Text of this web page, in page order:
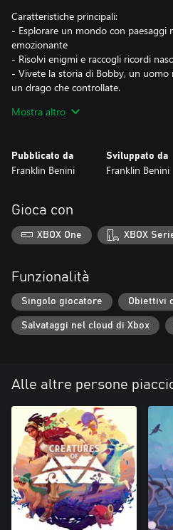
Caratteristiche principali:
- Esplorare un mondo con paesaggi
emozionante
- Risolvi enigmi e raccogli ricordi
- Vivete la storia di Bobby, un
un drago che controllate.
- Un gioco basato su giochi di
"Dragon Bobby".
Ho programmato, progettato il
miei figli mi hanno aiutato a testare il
ATTENZIONE: questo gioco non
da siti come Pixabay, Pexels e
Mostra altro
Pubblicato da
Franklin Benini
Sviluppato da
Franklin Benini
Gioca con
XBOX One XBOX
Funzionalità
Singolo giocatore Obiettivi
Salvataggi nel cloud di Xbox
Alle altre persone